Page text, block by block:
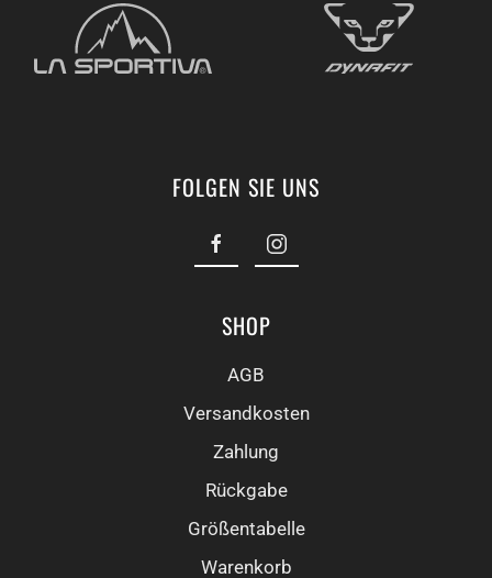
FOLGEN SIE UNS
SHOP
AGB
Versandkosten
Zahlung
Rückgabe
Größentabelle
Warenkorb